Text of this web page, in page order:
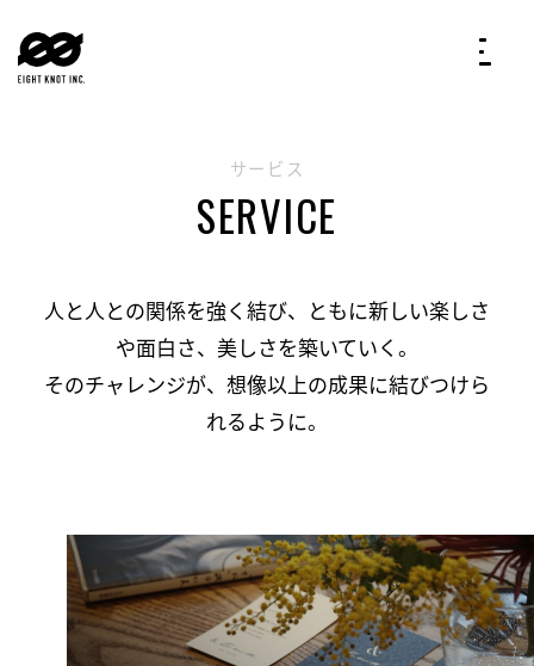
サービス
SERVICE
人と人との関係を強く結び、ともに新しい楽しさ
や面白さ、美しさを築いていく。
そのチャレンジが、想像以上の成果に結びつけら
れるように。